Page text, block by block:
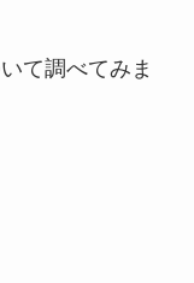
て調べてみま